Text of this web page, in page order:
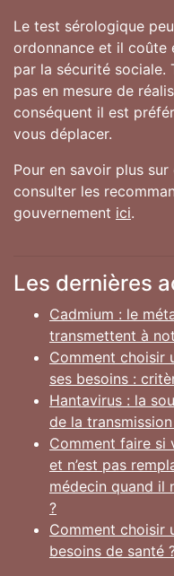
Le test sérologique
ordonnance et il coûte
par la sécurité sociale.
pas en mesure de
conséquent il est
vous déplacer.
Pour en savoir plus
consulter les
gouvernement ici.
Les dernières
Cadmium : le
transmettent à
Comment choisir
ses besoins :
Hantavirus : la
de la
Comment faire si
et n’est pas
médecin quand il
?
Comment choisir
besoins de santé